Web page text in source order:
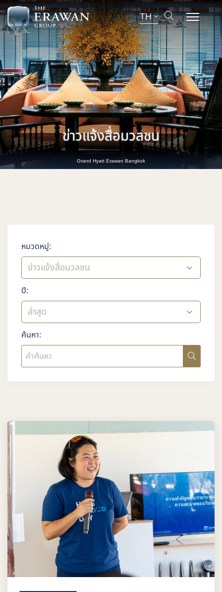
TH
ข่าวแจ้งสื่อมวลชน
Grand Hyatt Erawan Bangkok
หมวดหมู่:
ข่าวแจ้งสื่อมวลชน
ปี:
ล่าสุด
ค้นหา: